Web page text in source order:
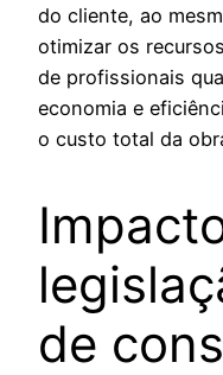
do cliente, ao
otimizar os
de profissionais
economia e
o custo total da
de